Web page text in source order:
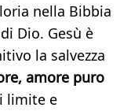
nella Bibbia
Dio. Gesù è
la salvezza
amore puro
limite e